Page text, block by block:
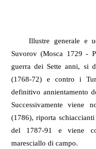
Illustre generale e
Suvorov (Mosca 1729 -
guerra dei Sette anni, si
(1768-72) e contro i
definitivo annientamento
Successivamente viene
(1786), riporta
del 1787-91 e viene
maresciallo di campo.